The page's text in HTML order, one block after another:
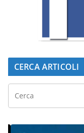
CERCA ARTICOLI